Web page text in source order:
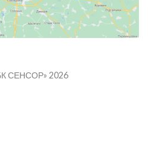
СЕНСОР» 2026